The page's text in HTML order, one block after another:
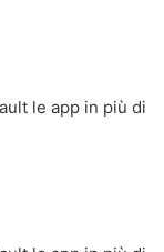
le app in più di